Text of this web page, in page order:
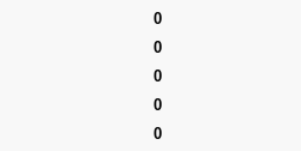
0
0
0
0
0